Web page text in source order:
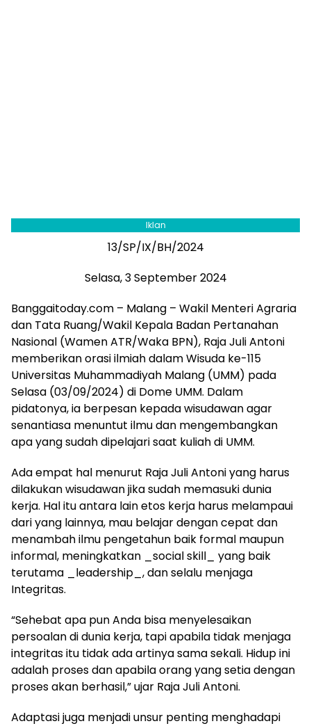
Iklan
13/SP/IX/BH/2024
Selasa, 3 September 2024
Banggaitoday.com – Malang – Wakil Menteri Agraria
dan Tata Ruang/Wakil Kepala Badan Pertanahan
Nasional (Wamen ATR/Waka BPN), Raja Juli Antoni
memberikan orasi ilmiah dalam Wisuda ke-115
Universitas Muhammadiyah Malang (UMM) pada
Selasa (03/09/2024) di Dome UMM. Dalam
pidatonya, ia berpesan kepada wisudawan agar
senantiasa menuntut ilmu dan mengembangkan
apa yang sudah dipelajari saat kuliah di UMM.
Ada empat hal menurut Raja Juli Antoni yang harus
dilakukan wisudawan jika sudah memasuki dunia
kerja. Hal itu antara lain etos kerja harus melampaui
dari yang lainnya, mau belajar dengan cepat dan
menambah ilmu pengetahun baik formal maupun
informal, meningkatkan _social skill_ yang baik
terutama _leadership_, dan selalu menjaga
Integritas.
“Sehebat apa pun Anda bisa menyelesaikan
persoalan di dunia kerja, tapi apabila tidak menjaga
integritas itu tidak ada artinya sama sekali. Hidup ini
adalah proses dan apabila orang yang setia dengan
proses akan berhasil,” ujar Raja Juli Antoni.
Adaptasi juga menjadi unsur penting menghadapi